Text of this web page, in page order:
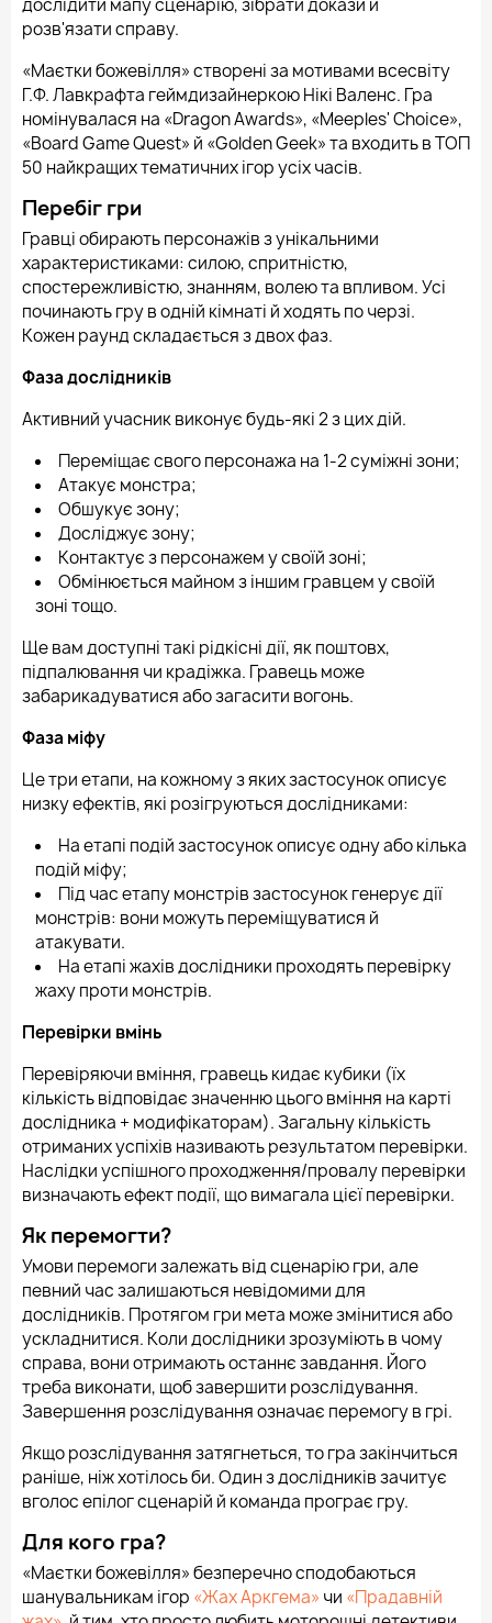
дослідити мапу сценарію, зібрати докази й
розв'язати справу.
«Маєтки божевілля» створені за мотивами всесвіту
Г.Ф. Лавкрафта геймдизайнеркою Нікі Валенс. Гра
номінувалася на «Dragon Awards», «Meeples' Choice»,
«Board Game Quest» й «Golden Geek» та входить в ТОП
50 найкращих тематичних ігор усіх часів.
Перебіг гри
Гравці обирають персонажів з унікальними
характеристиками: силою, спритністю,
спостережливістю, знанням, волею та впливом. Усі
починають гру в одній кімнаті й ходять по черзі.
Кожен раунд складається з двох фаз.
Фаза дослідників
Активний учасник виконує будь-які 2 з цих дій.
Переміщає свого персонажа на 1-2 суміжні зони;
Атакує монстра;
Обшукує зону;
Досліджує зону;
Контактує з персонажем у своїй зоні;
Обмінюється майном з іншим гравцем у своїй
зоні тощо.
Ще вам доступні такі рідкісні дії, як поштовх,
підпалювання чи крадіжка. Гравець може
забарикадуватися або загасити вогонь.
Фаза міфу
Це три етапи, на кожному з яких застосунок описує
низку ефектів, які розігруються дослідниками:
На етапі подій застосунок описує одну або кілька
подій міфу;
Під час етапу монстрів застосунок генерує дії
монстрів: вони можуть переміщуватися й
атакувати.
На етапі жахів дослідники проходять перевірку
жаху проти монстрів.
Перевірки вмінь
Перевіряючи вміння, гравець кидає кубики (їх
кількість відповідає значенню цього вміння на карті
дослідника + модифікаторам). Загальну кількість
отриманих успіхів називають результатом перевірки.
Наслідки успішного проходження/провалу перевірки
визначають ефект події, що вимагала цієї перевірки.
Як перемогти?
Умови перемоги залежать від сценарію гри, але
певний час залишаються невідомими для
дослідників. Протягом гри мета може змінитися або
ускладнитися. Коли дослідники зрозуміють в чому
справа, вони отримають останнє завдання. Його
треба виконати, щоб завершити розслідування.
Завершення розслідування означає перемогу в грі.
Якщо розслідування затягнеться, то гра закінчиться
раніше, ніж хотілось би. Один з дослідників зачитує
вголос епілог сценарій й команда програє гру.
Для кого гра?
«Маєтки божевілля» безперечно сподобаються
шанувальникам ігор «Жах Аркгема» чи «Прадавній